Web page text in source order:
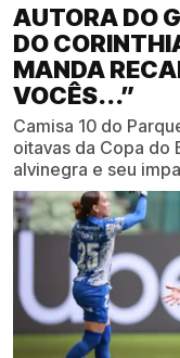
AUTORA DO
DO
MANDA
VOCÊS...”
Camisa 10 do
oitavas da Copa do
alvinegra e seu